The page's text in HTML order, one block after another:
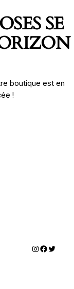
SE
boutique est en
!
Instagram
Twitter